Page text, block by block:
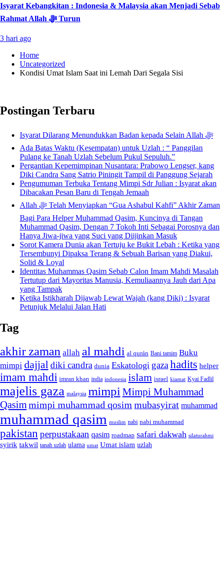
Isyarat Kebangkitan : Indonesia & Malaysia akan Menjadi Sebab
Rahmat Allah ﷻ Turun
3 hari ago
Home
Uncategorized
Kondisi Umat Islam Saat ini Lemah Dari Segala Sisi
Postingan Terbaru
Isyarat Dilarang Menundukkan Badan kepada Selain Allah ﷻ
Ada Batas Waktu (Kesempatan) untuk Uzlah : “ Panggilan
Pulang ke Tanah Uzlah Sebelum Pukul Sepuluh.”
Pergantian Kepemimpinan Nusantara: Prabowo Lengser, kang
Diki Candra Sang Satrio Piningit Tampil di Panggung Sejarah
Pengumuman Terbuka Tentang Mimpi Sdr Julian : Isyarat akan
Dibacakan Pesan Baru di Tengah Jemaah
Allah ﷻ Telah Menyiapkan “Gua Ashabul Kahfi” Akhir Zaman
Bagi Para Helper Muhammad Qasim, Kuncinya di Tangan
Muhammad Qasim, Dengan 7 Tokoh Inti Sebagai Porosnya dan
Hanya Jiwa-jiwa yang Suci yang Diijinkan Masuk
Sorot Kamera Dunia akan Tertuju ke Bukit Lebah : Ketika yang
Tersembunyi Dipaksa Terang & Sebuah Barisan yang Diakui,
Solid & Loyal
Identitas Muhammas Qasim Sebab Calon Imam Mahdi Masalah
Tertutup dari Mayoritas Manusia, Kemuliaannya Jauh dari Apa
yang Tampak
Ketika Istikharah Dijawab Lewat Wajah (kang Diki) : Isyarat
Petunjuk Melalui Jalan Hati
Tag
akhir zaman allah al mahdi al qurán Bani tamim Buku
mimpi dajjaldiki candra dunia Eskatologi gazahadits helper
imam mahdi imran khan india indonesia islam israel kiamat Kyai Fadlil
majelis gaza malaysia mimpi Mimpi Muhammad
Qasimmimpi muhammad qosim mubasyirat muhammad
muhammad qasim muslim nabi nabi muhammad
pakistan perpustakaan qasim roadmap safari dakwah silaturahmi
syirik takwil tanah uzlah ulama umat Umat islam uzlah